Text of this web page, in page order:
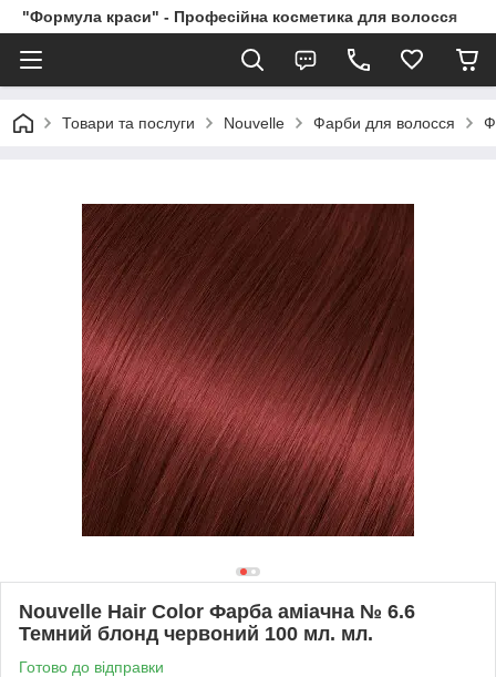
"Формула краси" - Професійна косметика для волосся
Товари та послуги Nouvelle Фарби для волосся
Nouvelle Hair Color Фарба аміачна № 6.6
Темний блонд червоний 100 мл. мл.
Готово до відправки